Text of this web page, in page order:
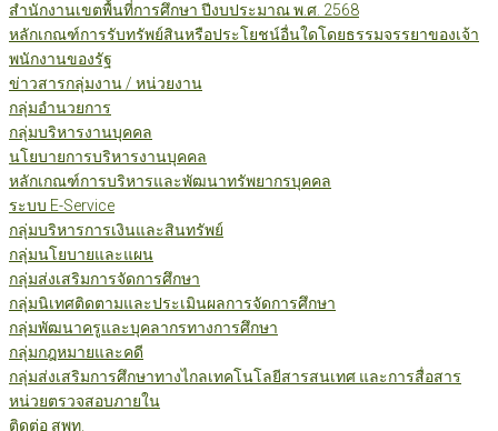
สำนักงานเขตพื้นที่การศึกษา ปีงบประมาณ พ.ศ. 2568
หลักเกณฑ์การรับทรัพย์สินหรือประโยชน์อื่นใดโดยธรรมจรรยาของเจ้า
พนักงานของรัฐ
ข่าวสารกลุ่มงาน / หน่วยงาน
กลุ่มอำนวยการ
กลุ่มบริหารงานบุคคล
นโยบายการบริหารงานบุคคล
หลักเกณฑ์การบริหารและพัฒนาทรัพยากรบุคคล
ระบบ E-Service
กลุ่มบริหารการเงินและสินทรัพย์
กลุ่มนโยบายและแผน
กลุ่มส่งเสริมการจัดการศึกษา
กลุ่มนิเทศติดตามและประเมินผลการจัดการศึกษา
กลุ่มพัฒนาครูและบุคลากรทางการศึกษา
กลุ่มกฎหมายและคดี
กลุ่มส่งเสริมการศึกษาทางไกลเทคโนโลยีสารสนเทศ และการสื่อสาร
หน่วยตรวจสอบภายใน
ติดต่อ สพท.